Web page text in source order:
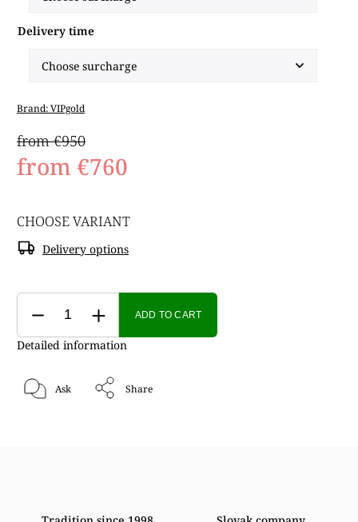
Delivery time
Brand:VIPgold
from €950
from €760
CHOOSE VARIANT
Delivery options
ADD TO CART
Detailed information
Ask Share